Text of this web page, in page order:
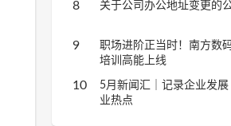
8 关于公司办公地址变更的
9
职场进阶正当时！南方数
培训高能上线
10
5月新闻汇｜记录企业发展 聚焦行
业热点